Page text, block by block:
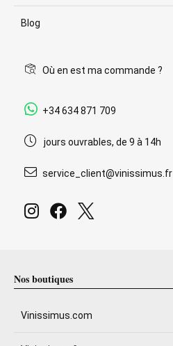
Blog
Où en est ma commande ?
+34 634 871 709
jours ouvrables, de 9 à 14h
service_client@vinissimus.fr
Nos boutiques
Vinissimus.com